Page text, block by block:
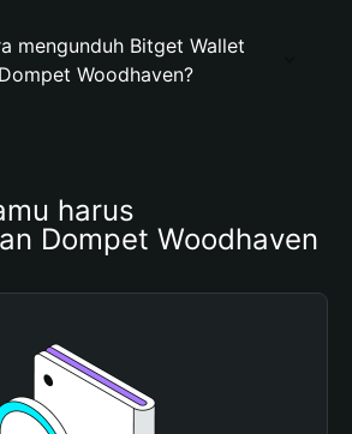
mengunduh Bitget Wallet
Woodhaven?
harus
Dompet Woodhaven